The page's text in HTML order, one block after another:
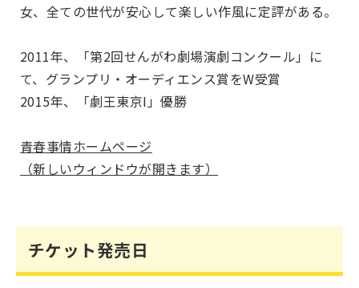
女、全ての世代が安心して楽しい作風に定評がある。
2011年、「第2回せんがわ劇場演劇コンクール」に
て、グランプリ・オーディエンス賞をW受賞
2015年、「劇王東京I」優勝
青春事情ホームページ
（新しいウィンドウが開きます）
チケット発売日